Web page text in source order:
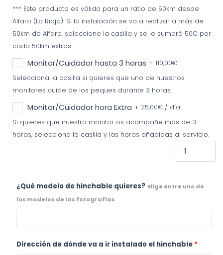
*** Este producto es válido para un ratio de 50km desde
Alfaro (La Rioja). Si la instalación se va a realizar a más de
50km de Alfaro, seleccione la casilla y se le sumará 50€ por
cada 50km extras.
Monitor/Cuidador hasta 3 horas + 110,00€
Selecciona la casilla si quieres que uno de nuestros
monitores cuide de los peques durante 3 horas.
Monitor/Cuidador hora Extra + 25,00€ / día
Si quieres que nuestro monitor os acompañe más de 3
horas, selecciona la casilla y las horas añadidas al servicio.
¿Qué modelo de hinchable quieres? Elige entre uno de
los modelos de las fotografías
Dirección de dónde va a ir instalado el hinchable *